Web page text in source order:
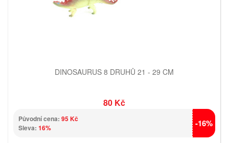
DINOSAURUS 8 DRUHŮ 21 - 29 CM
80 Kč
Původní cena: 95 Kč
Sleva: 16% -16%